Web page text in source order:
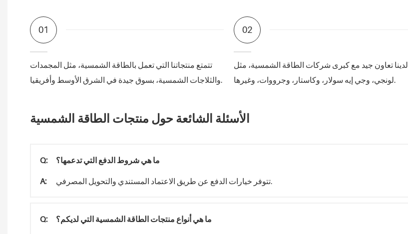
01
تتمتع منتجاتنا التي تعمل بالطاقة الشمسية، مثل المجمدات
والثلاجات الشمسية، بسوق جيدة في الشرق الأوسط وأفريقيا.
02
لدينا تعاون جيد مع كبرى شركات الطاقة الشمسية، مثل
لونجي، وجي إيه سولار، وكاستار، وجرووات، وغيرها.
الأسئلة الشائعة حول منتجات الطاقة الشمسية
Q: ما هي شروط الدفع التي تدعمها؟
A: تتوفر خيارات الدفع عن طريق الاعتماد المستندي والتحويل المصرفي.
Q: ما هي أنواع منتجات الطاقة الشمسية التي لديكم؟